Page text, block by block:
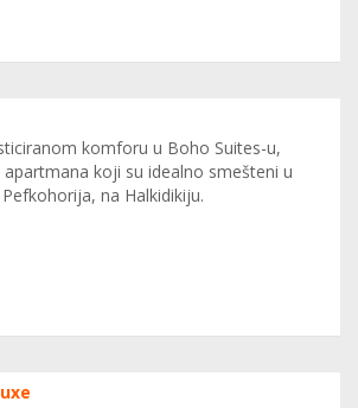
komforu u Boho Suites-u,
koji su idealno smešteni u
na Halkidikiju.